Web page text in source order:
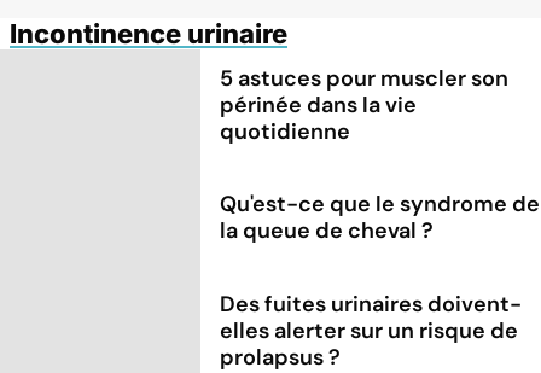
Incontinence urinaire
5 astuces pour muscler son
périnée dans la vie
quotidienne
Qu'est-ce que le syndrome de
la queue de cheval ?
Des fuites urinaires doivent-
elles alerter sur un risque de
prolapsus ?